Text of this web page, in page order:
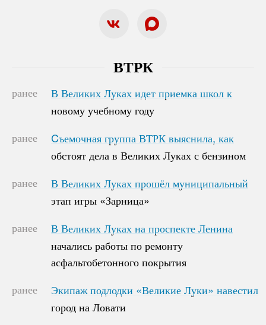
ВТРК
ранее
В Великих Луках идет приемка школ к
новому учебному году
В Великих Луках идет приемка школ к
новому учебному году
ранее
Cъемочная группа ВТРК выяснила, как
обстоят дела в Великих Луках с бензином
Cъемочная группа ВТРК выяснила, как
обстоят дела в Великих Луках с бензином
ранее
В Великих Луках прошёл муниципальный
этап игры «Зарница»
В Великих Луках прошёл муниципальный
этап игры «Зарница»
ранее
В Великих Луках на проспекте Ленина
начались работы по ремонту
асфальтобетонного покрытия
В Великих Луках на проспекте Ленина
начались работы по ремонту
асфальтобетонного покрытия
ранее
Экипаж подлодки «Великие Луки» навестил
город на Ловати
Экипаж подлодки «Великие Луки» навестил
город на Ловати